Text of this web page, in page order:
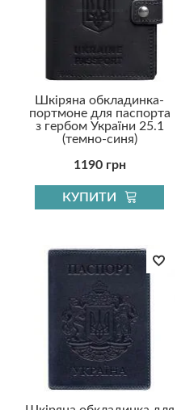
Шкіряна обкладинка-
портмоне для паспорта
з гербом України 25.1
(темно-синя)
1190 грн
КУПИТИ